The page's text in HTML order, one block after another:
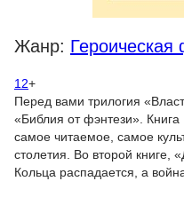
Жанр: Героическая
12+
Перед вами трилогия
«Библия от фэнтези».
самое читаемое, самое
столетия. Во второй книге,
Кольца распадается, а